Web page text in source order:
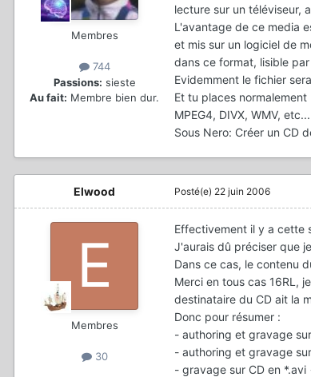
Membres
744
Passions: sieste
Au fait: Membre bien dur.
lecture sur un téléviseur,
L'avantage de ce media
et mis sur un logiciel de
dans ce format, lisible
Evidemment le fichier
Et tu places normalement
MPEG4, DIVX, WMV, etc...
Sous Nero: Créer un CD
Elwood
Membres
30
Posté(e) 22 juin 2006
Effectivement il y a cette
J'aurais dû préciser que
Dans ce cas, le contenu
Merci en tous cas 16RL,
destinataire du CD ait la
Donc pour résumer :
- authoring et gravage
- authoring et gravage
- gravage sur CD en